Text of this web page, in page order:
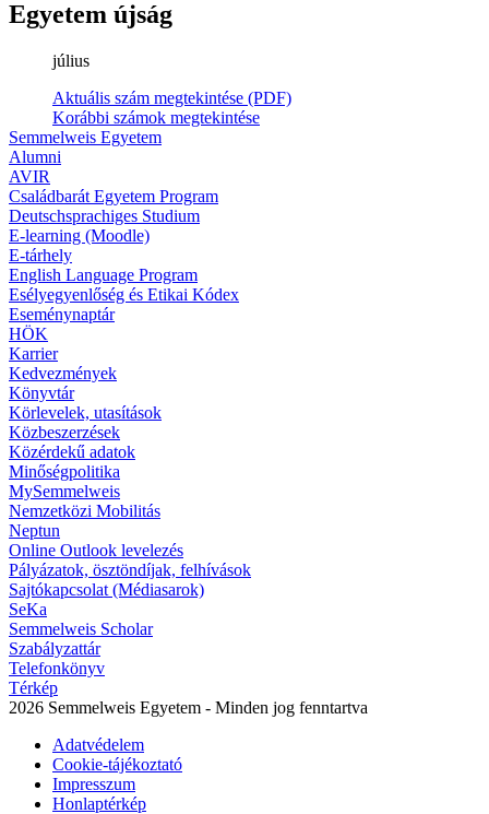
Egyetem újság
július
Aktuális szám megtekintése (PDF)
Korábbi számok megtekintése
Semmelweis Egyetem
Alumni
AVIR
Családbarát Egyetem Program
Deutschsprachiges Studium
E-learning (Moodle)
E-tárhely
English Language Program
Esélyegyenlőség és Etikai Kódex
Eseménynaptár
HÖK
Karrier
Kedvezmények
Könyvtár
Körlevelek, utasítások
Közbeszerzések
Közérdekű adatok
Minőségpolitika
MySemmelweis
Nemzetközi Mobilitás
Neptun
Online Outlook levelezés
Pályázatok, ösztöndíjak, felhívások
Sajtókapcsolat (Médiasarok)
SeKa
Semmelweis Scholar
Szabályzattár
Telefonkönyv
Térkép
2026 Semmelweis Egyetem - Minden jog fenntartva
Adatvédelem
Cookie-tájékoztató
Impresszum
Honlaptérkép